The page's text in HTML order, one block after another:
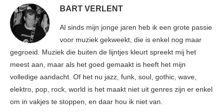
BART VERLENT
Al sinds mijn jonge jaren heb ik een grote passie
voor muziek gekweekt, die is enkel nog maar
gegroeid. Muziek die buiten de lijntjes kleurt spreekt mij het
meest aan, maar als het goed gemaakt is heeft het mijn
volledige aandacht. Of het nu jazz, funk, soul, gothic, wave,
elektro, pop, rock, world is het maakt niet uit genres zijn er enkel
om in vakjes te stoppen, en daar hou ik niet van.